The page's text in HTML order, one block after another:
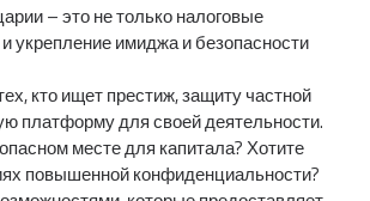
– это не только налоговые
укрепление имиджа и безопасности
кто ищет престиж, защиту частной
платформу для своей деятельности.
месте для капитала? Хотите
повышенной конфиденциальности?